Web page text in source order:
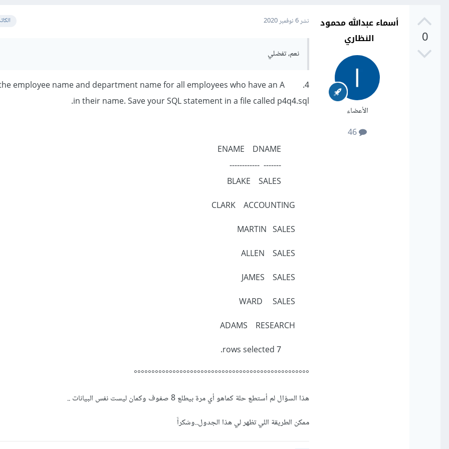
0
أسماء عبدالله محمود
النظاري
الأعضاء
نشر6 نوفمبر 2020
نعم، تفضلي
the employee name and department name for all employees who have an A
in their name. Save your SQL statement in a file called p4q4.sql.
------- ------------
°°°°°°°°°°°°°°°°°°°°°°°°°°°°°°°°°°°°°°°°°°°°°°°°°°
هذا السؤال لم أستطع حلة كماهو أي مرة بيطلع 8 صفوف وكمان ليست نفس البيانات ..
ممكن الطريقة اللي تظهر لي هذا الجدول..وشكراََ